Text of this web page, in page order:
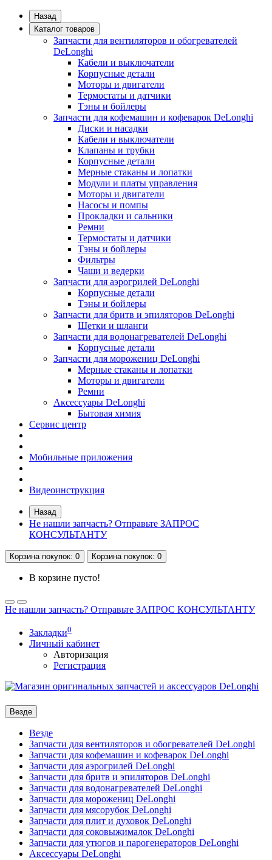
Назад
Каталог товаров
Запчасти для вентиляторов и обогревателей
DeLonghi
Кабели и выключатели
Корпусные детали
Моторы и двигатели
Термостаты и датчики
Тэны и бойлеры
Запчасти для кофемашин и кофеварок DeLonghi
Диски и насадки
Кабели и выключатели
Клапаны и трубки
Корпусные детали
Мерные стаканы и лопатки
Модули и платы управления
Моторы и двигатели
Насосы и помпы
Прокладки и сальники
Ремни
Термостаты и датчики
Тэны и бойлеры
Фильтры
Чаши и ведерки
Запчасти для аэрогрилей DeLonghi
Корпусные детали
Тэны и бойлеры
Запчасти для бритв и эпиляторов DeLonghi
Щетки и шланги
Запчасти для водонагревателей DeLonghi
Корпусные детали
Запчасти для морожениц DeLonghi
Мерные стаканы и лопатки
Моторы и двигатели
Ремни
Аксессуары DeLonghi
Бытовая химия
Сервис центр
Мобильные приложения
Видеоинструкция
Назад
Не нашли запчасть? Отправьте ЗАПРОС
КОНСУЛЬТАНТУ
Корзинапокупок: 0 Корзинапокупок: 0
В корзине пусто!
Не нашли запчасть? Отправьте ЗАПРОС КОНСУЛЬТАНТУ
Закладки0
Личный кабинет
Авторизация
Регистрация
Везде
Везде
Запчасти для вентиляторов и обогревателей DeLonghi
Запчасти для кофемашин и кофеварок DeLonghi
Запчасти для аэрогрилей DeLonghi
Запчасти для бритв и эпиляторов DeLonghi
Запчасти для водонагревателей DeLonghi
Запчасти для морожениц DeLonghi
Запчасти для мясорубок DeLonghi
Запчасти для плит и духовок DeLonghi
Запчасти для соковыжималок DeLonghi
Запчасти для утюгов и парогенераторов DeLonghi
Аксессуары DeLonghi